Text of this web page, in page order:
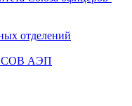
отделений
CОВ АЭП